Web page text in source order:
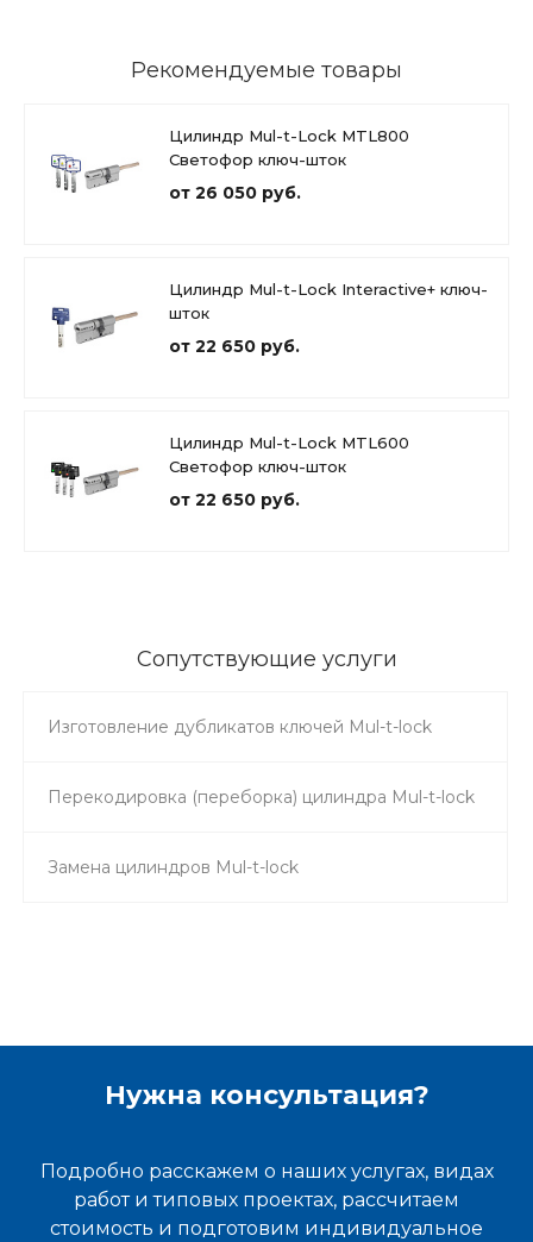
Рекомендуемые товары
Цилиндр Mul-t-Lock MTL800
Светофор ключ-шток
от 26 050 руб.
Цилиндр Mul-t-Lock Interactive+ ключ-
шток
от 22 650 руб.
Цилиндр Mul-t-Lock MTL600
Светофор ключ-шток
от 22 650 руб.
Сопутствующие услуги
Изготовление дубликатов ключей Mul-t-lock
Перекодировка (переборка) цилиндра Mul-t-lock
Замена цилиндров Mul-t-lock
Нужна консультация?
Подробно расскажем о наших услугах, видах
работ и типовых проектах, рассчитаем
стоимость и подготовим индивидуальное